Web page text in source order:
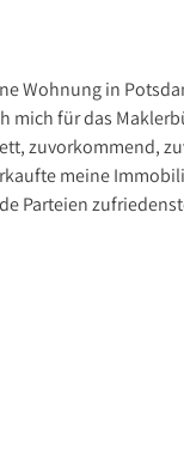
Wohnung in
mich für das
zuvorkommend,
meine
Parteien